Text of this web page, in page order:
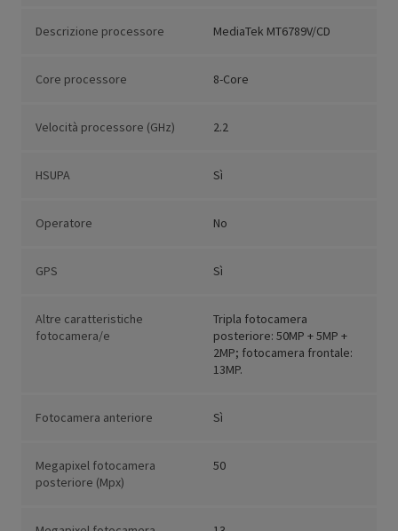
Descrizione processore MediaTek MT6789V/CD
Core processore 8-Core
Velocità processore (GHz) 2.2
HSUPA Sì
Operatore No
GPS Sì
Altre caratteristiche
fotocamera/e
Tripla fotocamera
posteriore: 50MP + 5MP +
2MP; fotocamera frontale:
13MP.
Fotocamera anteriore Sì
Megapixel fotocamera
posteriore (Mpx)
50